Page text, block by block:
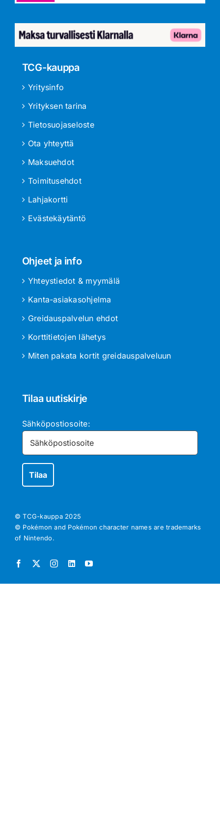
TCG-kauppa
Yritysinfo
Yrityksen tarina
Tietosuojaseloste
Ota yhteyttä
Maksuehdot
Toimitusehdot
Lahjakortti
Evästekäytäntö
Ohjeet ja info
Yhteystiedot & myymälä
Kanta-asiakasohjelma
Greidauspalvelun ehdot
Korttitietojen lähetys
Miten pakata kortit greidauspalveluun
Tilaa uutiskirje
Sähköpostiosoite:
© TCG-kauppa 2025
© Pokémon and Pokémon character names are trademarks
of Nintendo.